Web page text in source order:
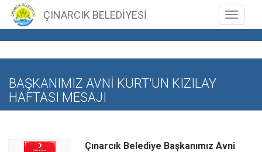
Toggle
ÇINARCIK BELEDİYESİ
BAŞKANIMIZ AVNİ KURT'UN KIZILAY
HAFTASI MESAJI
Çınarcık Belediye Başkanımız Avni